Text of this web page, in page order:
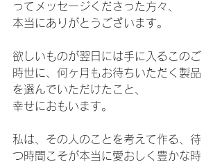
ってメッセージくださった方々、
本当にありがとうございます。
欲しいものが翌日には手に入るこのご
時世に、何ヶ月もお待ちいただく製品
を選んでいただけたこと、
幸せにおもいます。
私は、その人のことを考えて作る、待
つ時間こそが本当に愛おしく豊かな時